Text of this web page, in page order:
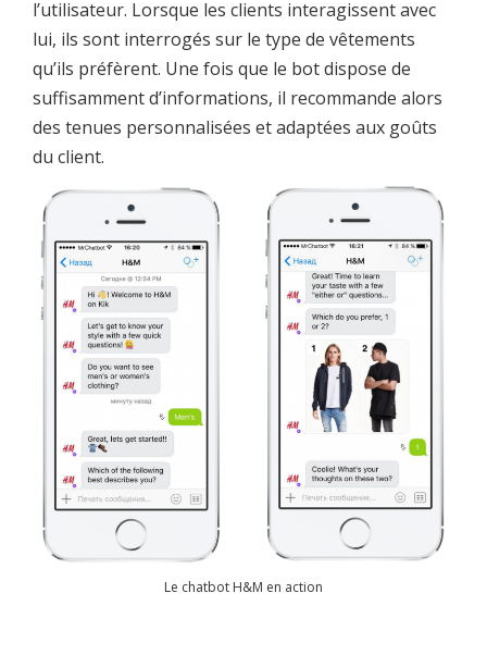
l’utilisateur. Lorsque les clients interagissent avec
lui, ils sont interrogés sur le type de vêtements
qu’ils préfèrent. Une fois que le bot dispose de
suffisamment d’informations, il recommande alors
des tenues personnalisées et adaptées aux goûts
du client.
Le chatbot H&M en action